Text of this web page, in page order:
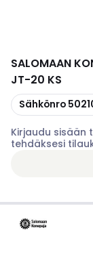
SALOMAAN
JT-20 KS
Kopioi
Sähkönro
Kirjaudu sisään
tehdäksesi